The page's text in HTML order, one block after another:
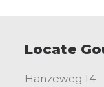
Locate
Hanzeweg 14